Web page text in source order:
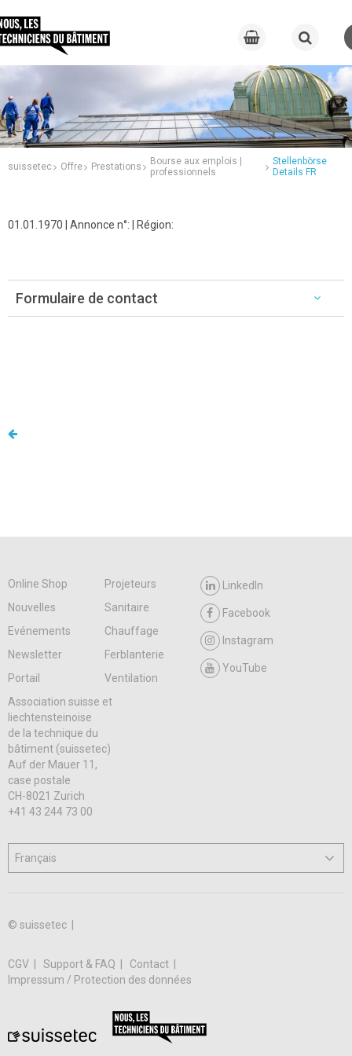
suissetec Offre Prestations
Bourse aux emplois |
professionnels
Stellenbörse
Details FR
01.01.1970 | Annonce n°: | Région:
Formulaire de contact
Online Shop
Projeteurs
Nouvelles
Sanitaire
Evénements
Chauffage
Newsletter
Ferblanterie
Portail
Ventilation
LinkedIn
Facebook
Instagram
YouTube
Association suisse et
liechtensteinoise
de la technique du
bâtiment (suissetec)
Auf der Mauer 11,
case postale
CH-8021 Zurich
+41 43 244 73 00
© suissetec |
CGV Support & FAQ
Contact
Impressum / Protection des données